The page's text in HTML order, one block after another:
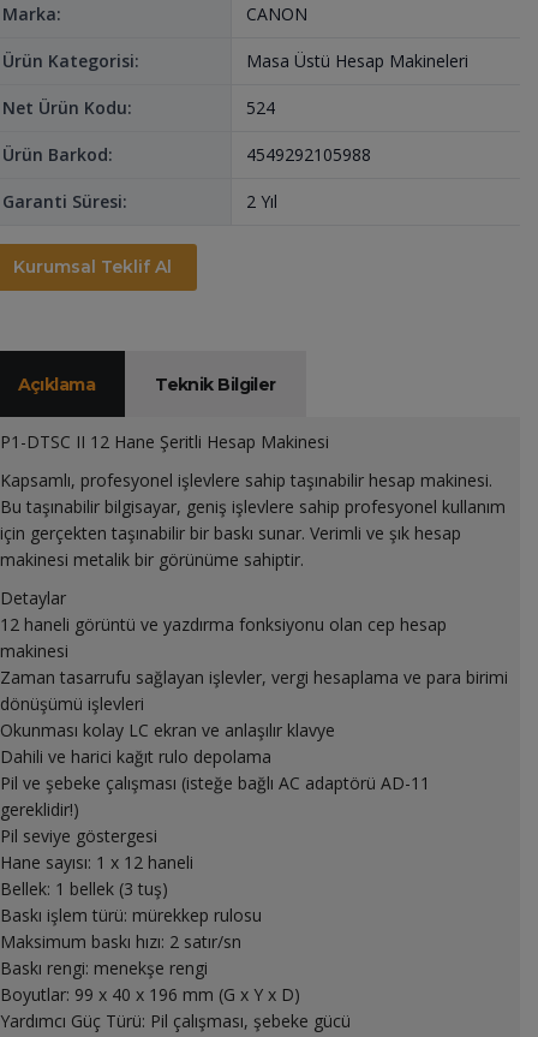
Marka: CANON
Ürün Kategorisi: Masa Üstü Hesap Makineleri
Net Ürün Kodu: 524
Ürün Barkod: 4549292105988
Garanti Süresi: 2 Yıl
Kurumsal Teklif Al
Açıklama Teknik Bilgiler
P1-DTSC II 12 Hane Şeritli Hesap Makinesi
Kapsamlı, profesyonel işlevlere sahip taşınabilir hesap makinesi.
Bu taşınabilir bilgisayar, geniş işlevlere sahip profesyonel kullanım
için gerçekten taşınabilir bir baskı sunar. Verimli ve şık hesap
makinesi metalik bir görünüme sahiptir.
Detaylar
12 haneli görüntü ve yazdırma fonksiyonu olan cep hesap
makinesi
Zaman tasarrufu sağlayan işlevler, vergi hesaplama ve para birimi
dönüşümü işlevleri
Okunması kolay LC ekran ve anlaşılır klavye
Dahili ve harici kağıt rulo depolama
Pil ve şebeke çalışması (isteğe bağlı AC adaptörü AD-11
gereklidir!)
Pil seviye göstergesi
Hane sayısı: 1 x 12 haneli
Bellek: 1 bellek (3 tuş)
Baskı işlem türü: mürekkep rulosu
Maksimum baskı hızı: 2 satır/sn
Baskı rengi: menekşe rengi
Boyutlar: 99 x 40 x 196 mm (G x Y x D)
Yardımcı Güç Türü: Pil çalışması, şebeke gücü